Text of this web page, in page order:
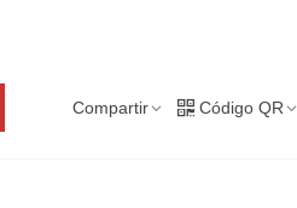
Compartir Código QR